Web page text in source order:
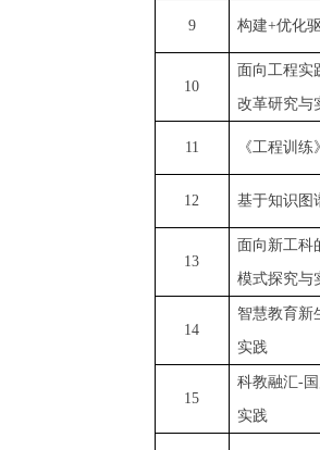
9 构建+优化
10
面向工程实
改革研究与
11 《工程训
12 基于知识图
13
面向新工科
模式探究与
14
智慧教育新
实践
15
科教融汇-
实践